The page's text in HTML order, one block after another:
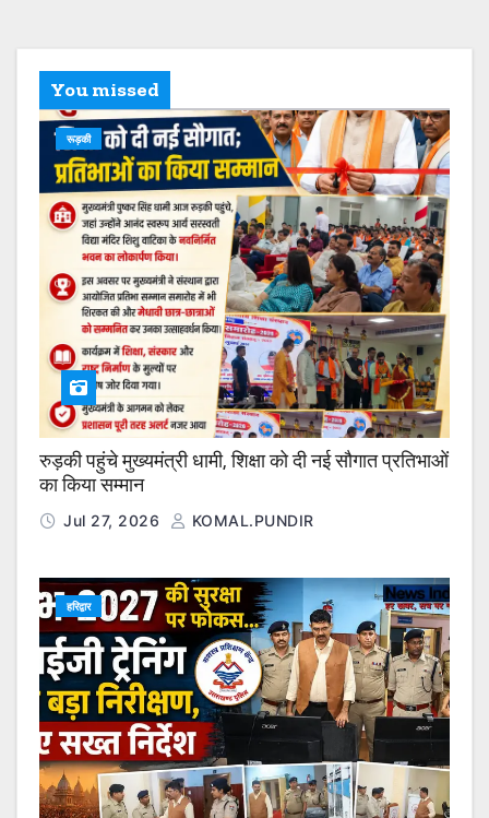
You missed
रूड़की
रुड़की पहुंचे मुख्यमंत्री धामी, शिक्षा को दी नई सौगात प्रतिभाओं
का किया सम्मान
Jul 27, 2026 KOMAL.PUNDIR
हरिद्वार